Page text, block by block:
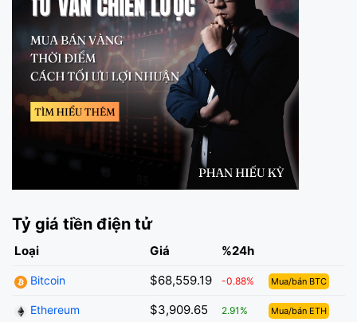
Tỷ giá tiền điện tử
Loại Giá %24h
Bitcoin $68,559.19 -0.88% Mua/bán BTC
Ethereum $3,909.65 2.91% Mua/bán ETH